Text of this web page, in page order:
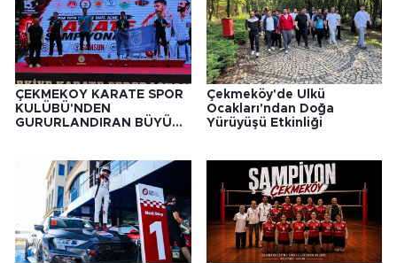
ÇEKMEKÖY KARATE SPOR
KULÜBÜ'NDEN
GURURLANDIRAN BÜYÜK
Çekmeköy'de Ülkü
Ocakları'ndan Doğa
Yürüyüşü Etkinliği